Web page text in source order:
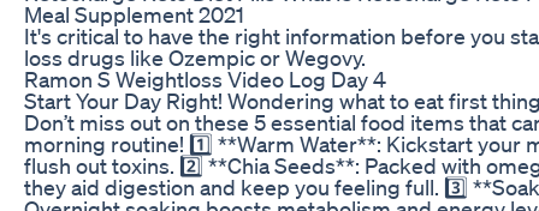
Meal Supplement 2021
It's critical to have the right information before you
loss drugs like Ozempic or Wegovy.
Ramon S Weightloss Video Log Day 4
Start Your Day Right! Wondering what to eat first
Don’t miss out on these 5 essential food items that
morning routine! 1️⃣ **Warm Water**: Kickstart your
flush out toxins. 2️⃣ **Chia Seeds**: Packed with
they aid digestion and keep you feeling full. 3️⃣